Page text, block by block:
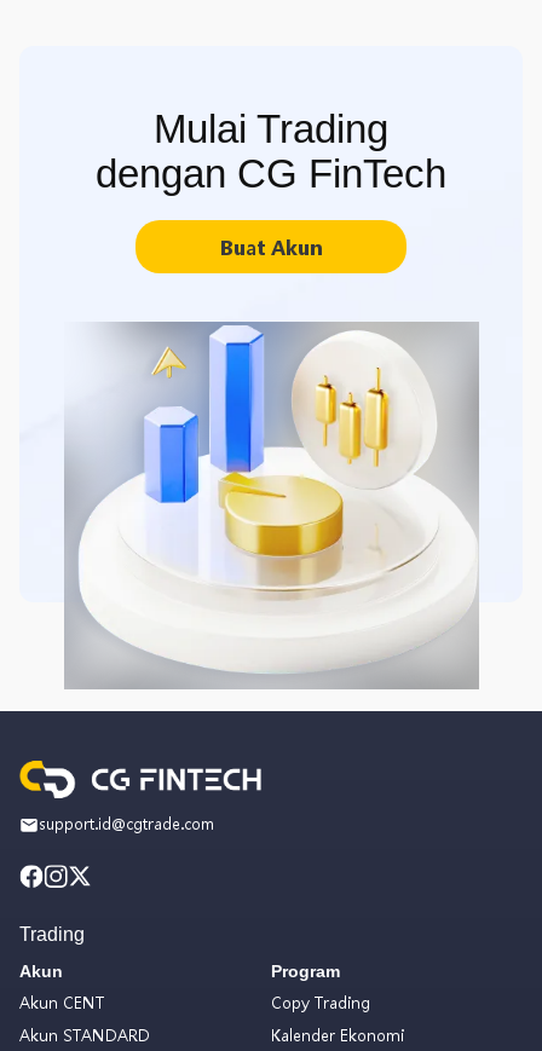
Mulai Trading
dengan CG FinTech
Buat Akun
support.id@cgtrade.com
Trading
Akun
Akun CENT
Akun STANDARD
Program
Copy Trading
Kalender Ekonomi